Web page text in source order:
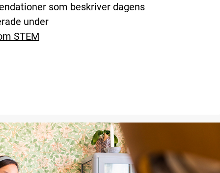
som beskriver dagens
under
STEM